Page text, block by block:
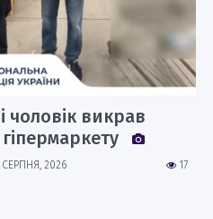
чоловік викрав
17
СЕРПНЯ, 2026